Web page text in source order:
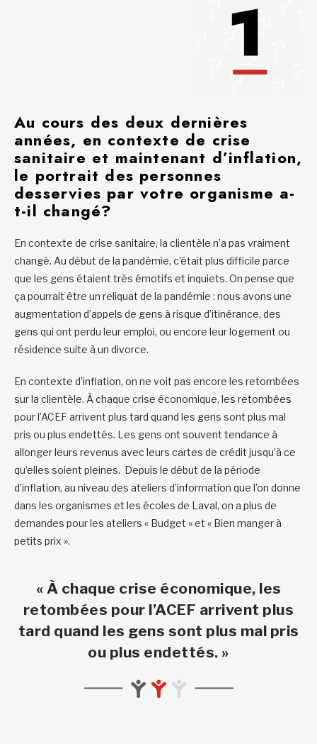
Au cours des deux dernières
années, en contexte de crise
sanitaire et maintenant d’inflation,
le portrait des personnes
desservies par votre organisme a-
t-il changé?
En contexte de crise sanitaire, la clientèle n’a pas vraiment
changé. Au début de la pandémie, c’était plus difficile parce
que les gens étaient très émotifs et inquiets. On pense que
ça pourrait être un reliquat de la pandémie : nous avons une
augmentation d’appels de gens à risque d’itinérance, des
gens qui ont perdu leur emploi, ou encore leur logement ou
résidence suite à un divorce.
En contexte d’inflation, on ne voit pas encore les retombées
sur la clientèle. À chaque crise économique, les retombées
pour l’ACEF arrivent plus tard quand les gens sont plus mal
pris ou plus endettés. Les gens ont souvent tendance à
allonger leurs revenus avec leurs cartes de crédit jusqu’à ce
qu’elles soient pleines. Depuis le début de la période
d’inflation, au niveau des ateliers d’information que l’on donne
dans les organismes et les écoles de Laval, on a plus de
demandes pour les ateliers « Budget » et « Bien manger à
petits prix ».
« À chaque crise économique, les
retombées pour l’ACEF arrivent plus
tard quand les gens sont plus mal pris
ou plus endettés. »